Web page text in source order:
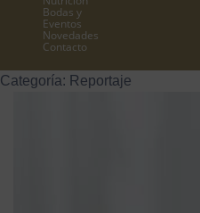
Bodas y
Eventos
Novedades
Contacto
Categoría: Reportaje